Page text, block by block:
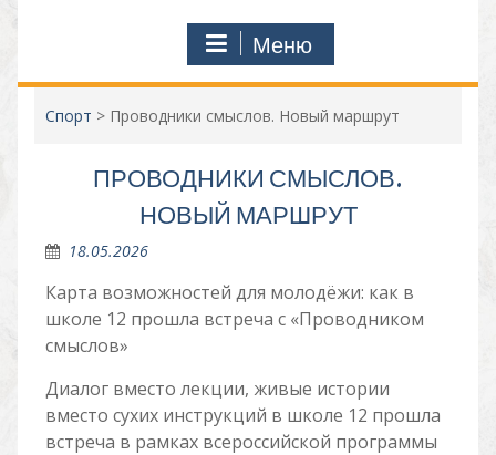
Меню
Спорт > Проводники смыслов. Новый маршрут
ПРОВОДНИКИ СМЫСЛОВ.
НОВЫЙ МАРШРУТ
18.05.2026
Карта возможностей для молодёжи: как в
школе 12 прошла встреча с «Проводником
смыслов»
Диалог вместо лекции, живые истории
вместо сухих инструкций в школе 12 прошла
встреча в рамках всероссийской программы